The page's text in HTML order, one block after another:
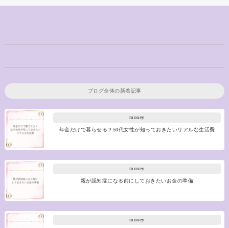
ブログ全体の新着記事
money
年金だけで暮らせる？50代女性が知っておきたいリアルな生活費
money
親が認知症になる前にしておきたいお金の準備
money